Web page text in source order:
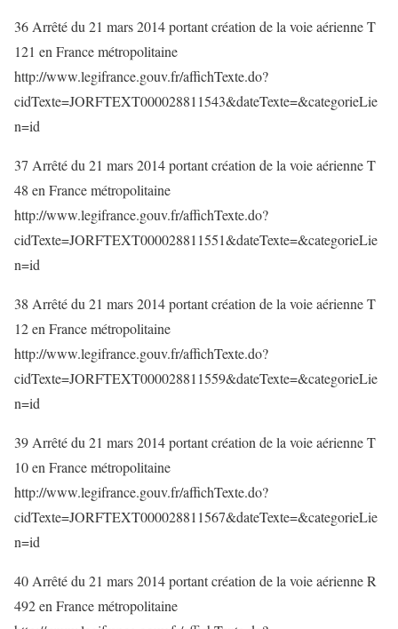
36 Arrêté du 21 mars 2014 portant création de la voie aérienne T
121 en France métropolitaine
http://www.legifrance.gouv.fr/affichTexte.do?
cidTexte=JORFTEXT000028811543&dateTexte=&categorieLie
n=id
37 Arrêté du 21 mars 2014 portant création de la voie aérienne T
48 en France métropolitaine
http://www.legifrance.gouv.fr/affichTexte.do?
cidTexte=JORFTEXT000028811551&dateTexte=&categorieLie
n=id
38 Arrêté du 21 mars 2014 portant création de la voie aérienne T
12 en France métropolitaine
http://www.legifrance.gouv.fr/affichTexte.do?
cidTexte=JORFTEXT000028811559&dateTexte=&categorieLie
n=id
39 Arrêté du 21 mars 2014 portant création de la voie aérienne T
10 en France métropolitaine
http://www.legifrance.gouv.fr/affichTexte.do?
cidTexte=JORFTEXT000028811567&dateTexte=&categorieLie
n=id
40 Arrêté du 21 mars 2014 portant création de la voie aérienne R
492 en France métropolitaine